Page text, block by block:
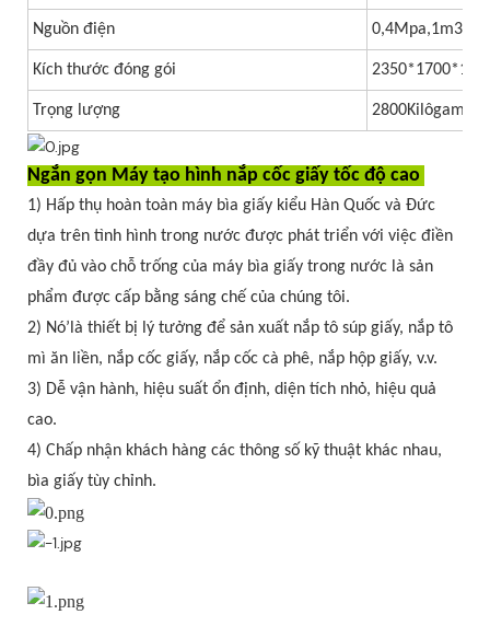
Nguồn điện 0,4Mpa,1m3/
Kích thước đóng gói
Trọng lượng 2800Kilôgam
Ngắn gọn Máy tạo hình nắp cốc giấy tốc độ cao
1) Hấp thụ hoàn toàn máy bìa giấy kiểu Hàn Quốc và Đức
dựa trên tình hình trong nước được phát triển với việc điền
đầy đủ vào chỗ trống của máy bìa giấy trong nước là sản
phẩm được cấp bằng sáng chế của chúng tôi.
2) Nó’là thiết bị lý tưởng để sản xuất nắp tô súp giấy, nắp tô
mì ăn liền, nắp cốc giấy, nắp cốc cà phê, nắp hộp giấy, v.v.
3) Dễ vận hành, hiệu suất ổn định, diện tích nhỏ, hiệu quả
cao.
4) Chấp nhận khách hàng các thông số kỹ thuật khác nhau,
bìa giấy tùy chỉnh.